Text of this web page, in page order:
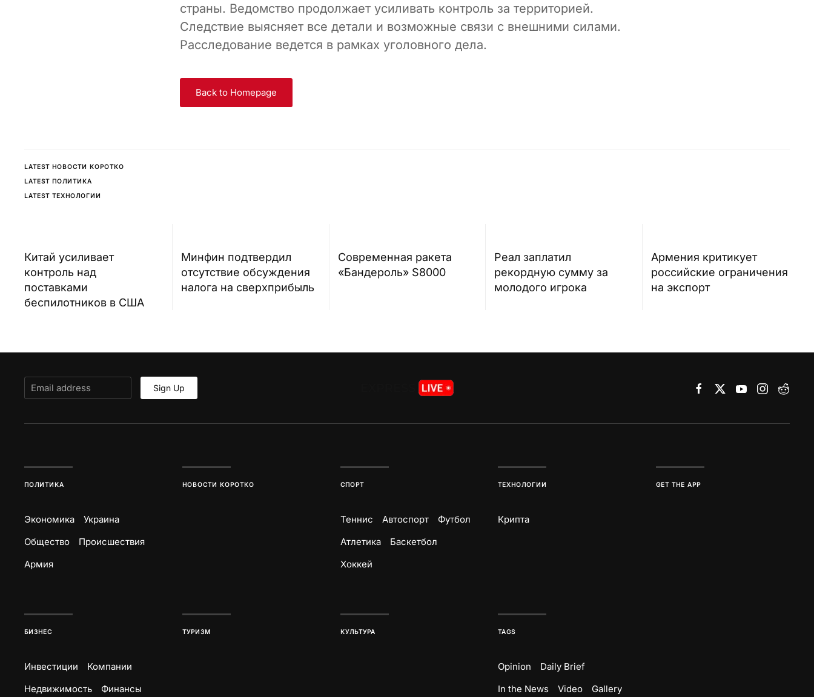
страны. Ведомство продолжает усиливать контроль за территорией.
Следствие выясняет все детали и возможные связи с внешними силами.
Расследование ведется в рамках уголовного дела.
Back to Homepage
LATEST НОВОСТИ КОРОТКО
LATEST ПОЛИТИКА
LATEST ТЕХНОЛОГИИ
Китай усиливает
контроль над
поставками
беспилотников в США
Минфин подтвердил
отсутствие обсуждения
налога на сверхприбыль
Современная ракета
«Бандероль» S8000
Реал заплатил
рекордную сумму за
молодого игрока
Армения критикует
российские ограничения
на экспорт
Sign Up
ПОЛИТИКА
Экономика
Украина
Общество
Происшествия
Армия
НОВОСТИ КОРОТКО СПОРТ
Теннис Автоспорт
Футбол
Атлетика
Баскетбол
Хоккей
ТЕХНОЛОГИИ
Крипта
GET THE APP
БИЗНЕС
Инвестиции
Компании
Недвижимость
Финансы
ТУРИЗМ КУЛЬТУРА TAGS
Opinion
Daily Brief
In the News
Video Gallery